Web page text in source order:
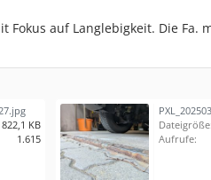
Fokus auf Langlebigkeit. Die Fa.
822,1 KB
1.615
Dateigröße:
Aufrufe: